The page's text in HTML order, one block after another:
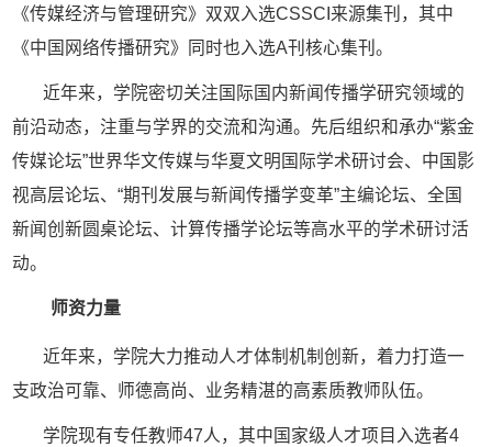
《传媒经济与管理研究》双双入选CSSCI来源集刊，其中
《中国网络传播研究》同时也入选A刊核心集刊。
近年来，学院密切关注国际国内新闻传播学研究领域的
前沿动态，注重与学界的交流和沟通。先后组织和承办“紫金
传媒论坛”世界华文传媒与华夏文明国际学术研讨会、中国影
视高层论坛、“期刊发展与新闻传播学变革”主编论坛、全国
新闻创新圆桌论坛、计算传播学论坛等高水平的学术研讨活
动。
师资力量
近年来，学院大力推动人才体制机制创新，着力打造一
支政治可靠、师德高尚、业务精湛的高素质教师队伍。
学院现有专任教师47人，其中国家级人才项目入选者4